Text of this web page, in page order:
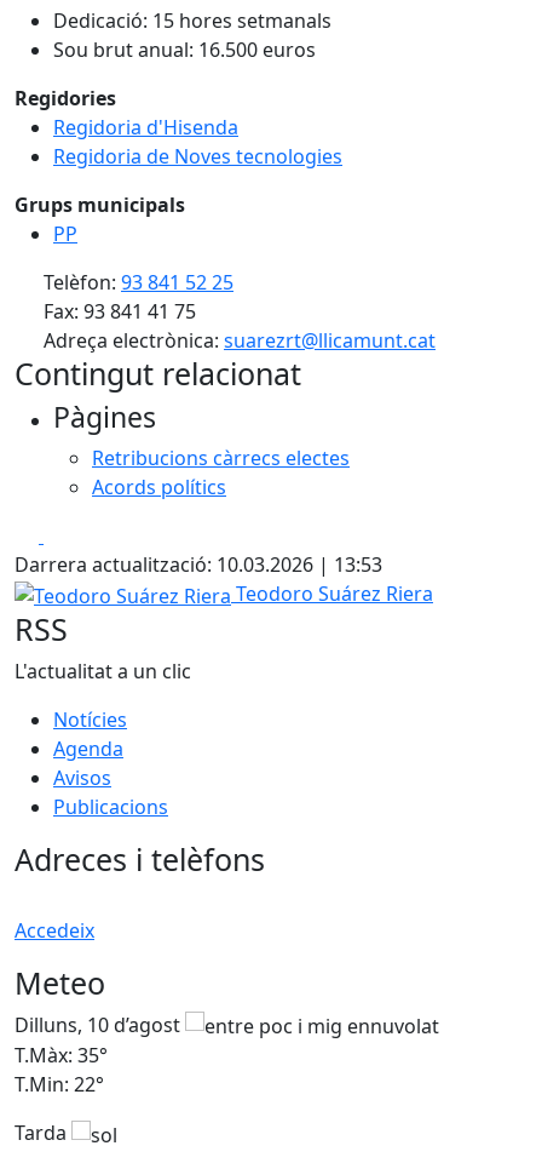
Dedicació: 15 hores setmanals
Sou brut anual: 16.500 euros
Regidories
Regidoria d'Hisenda
Regidoria de Noves tecnologies
Grups municipals
PP
Telèfon: 93 841 52 25
Fax: 93 841 41 75
Adreça electrònica: suarezrt@llicamunt.cat
Contingut relacionat
Pàgines
Retribucions càrrecs electes
Acords polítics
Darrera actualització: 10.03.2026 | 13:53
Teodoro Suárez Riera
Teodoro Suárez Riera
RSS
L'actualitat a un clic
Notícies
Agenda
Avisos
Publicacions
Adreces i telèfons
Accedeix
Meteo
Dilluns, 10 d’agost
T.Màx: 35°
T.Min: 22°
Tarda